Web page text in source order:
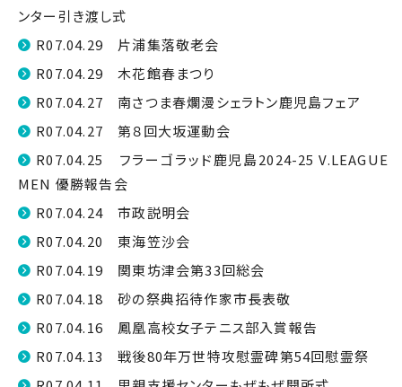
ンター引き渡し式
R07.04.29 片浦集落敬老会
R07.04.29 木花館春まつり
R07.04.27 南さつま春爛漫シェラトン鹿児島フェア
R07.04.27 第８回大坂運動会
R07.04.25 フラーゴラッド鹿児島2024-25 V.LEAGUE
MEN 優勝報告会
R07.04.24 市政説明会
R07.04.20 東海笠沙会
R07.04.19 関東坊津会第33回総会
R07.04.18 砂の祭典招待作家市長表敬
R07.04.16 鳳凰高校女子テニス部入賞報告
R07.04.13 戦後80年万世特攻慰霊碑第54回慰霊祭